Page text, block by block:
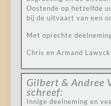
Oostende op hetzelfde
bij de uitvaart van een
Met oprechte
Chris en Armand
Gilbert & Andree
schreef:
Innige deelneming en